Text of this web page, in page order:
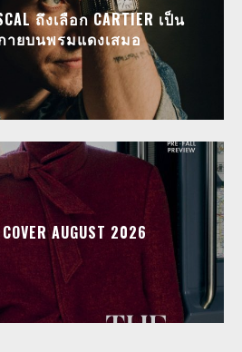
ถึงเลือก CARTIER เป็น
ยบนพรมแดงเสมอ
AUGUST 2026